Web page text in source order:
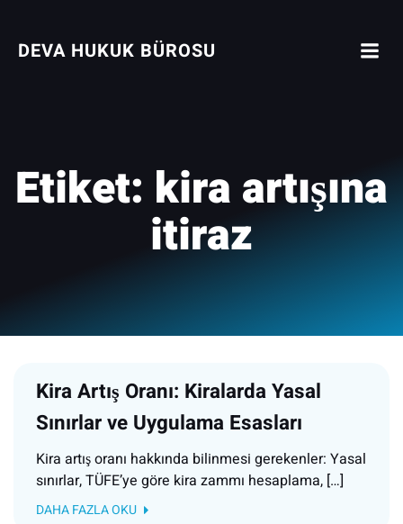
DEVA HUKUK BÜROSU
Etiket: kira artışına
itiraz
Kira Artış Oranı: Kiralarda Yasal
Sınırlar ve Uygulama Esasları
Kira artış oranı hakkında bilinmesi gerekenler: Yasal
sınırlar, TÜFE’ye göre kira zammı hesaplama, […]
DAHA FAZLA OKU